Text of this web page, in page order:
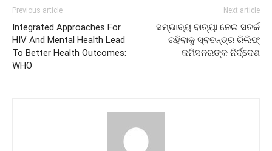
Previous article
Integrated Approaches For
HIV And Mental Health Lead
To Better Health Outcomes:
WHO
Next article
ସମ୍ଭାବ୍ୟ ବାତ୍ୟା ନେଇ ସତର୍କ
ରହିବାକୁ ସ୍ବତନ୍ତ୍ର ରିଲିଫ୍
କମିସନରଙ୍କ ନିର୍ଦ୍ଦେଶ